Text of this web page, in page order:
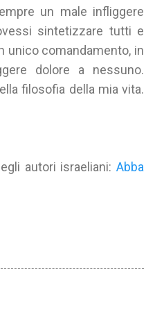
un male infliggere
sintetizzare tutti e
unico comandamento, in
dolore a nessuno.
filosofia della mia vita.
autori israeliani: Abba